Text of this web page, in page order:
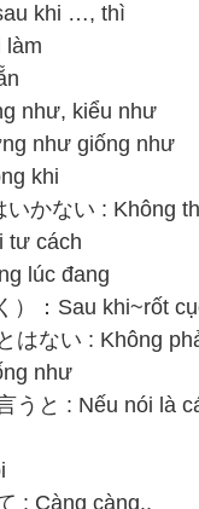
khi …, thì
làm
như, kiểu như
như giống như
khi
いかない : Không
tư cách
lúc đang
）：Sau khi~rốt
はない : Không
như
うと : Nếu nói là
: Càng càng..